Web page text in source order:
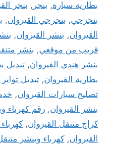
بطارية سيارة, بنجر , بنجر
بنجرجي, بنجرجي القيروان,
القيروان, بنشر القيروان,
قريب من موقعي, بنشر
بنشر هندي القيروان, تبديل
بطارية القيروان, تبديل
تصليح سيارات القيروان,
بنشر القيروان, رقم كهرباء
كراج متنقل القيروان,
القيروان, كهرباء وبنشر